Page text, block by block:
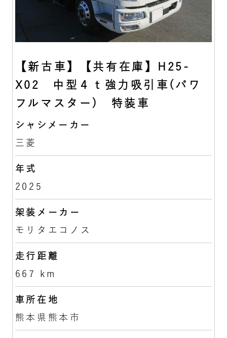
【新古車】【共有在庫】H25-
X02 中型４ｔ強力吸引車(パワ
フルマスター) 特装車
シャシメーカー
三菱
年式
2025
架装メーカー
モリタエコノス
走行距離
667 km
車所在地
熊本県熊本市